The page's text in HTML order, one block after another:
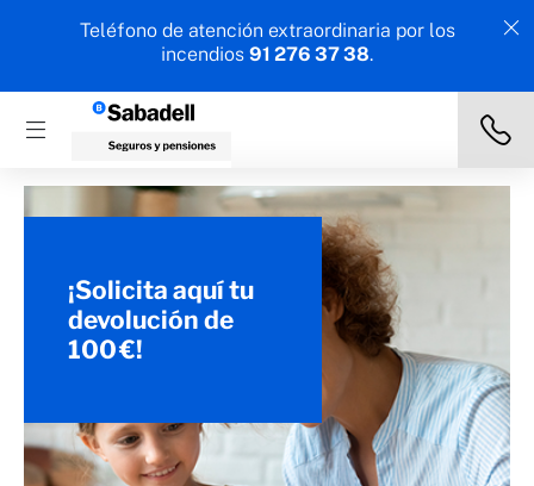
Teléfono de atención extraordinaria por los
incendios 91 276 37 38.
¡Solicita aquí tu
devolución de
100 €!